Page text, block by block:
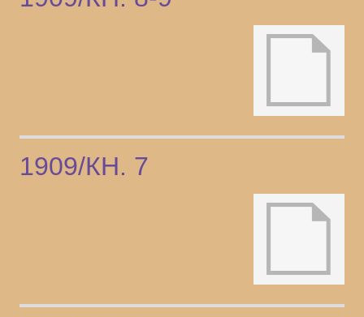
1909/КН. 7